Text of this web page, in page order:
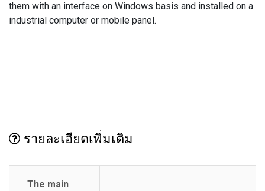
them with an interface on Windows basis and installed on a
industrial computer or mobile panel.
รายละเอียดเพิ่มเติม
The main